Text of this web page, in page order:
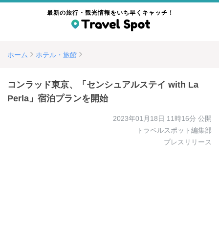
最新の旅行・観光情報をいち早くキャッチ！
ホーム ホテル・旅館
コンラッド東京、「センシュアルステイ with La
Perla」宿泊プランを開始
2023年01月18日 11時16分 公開
トラベルスポット編集部
プレスリリース